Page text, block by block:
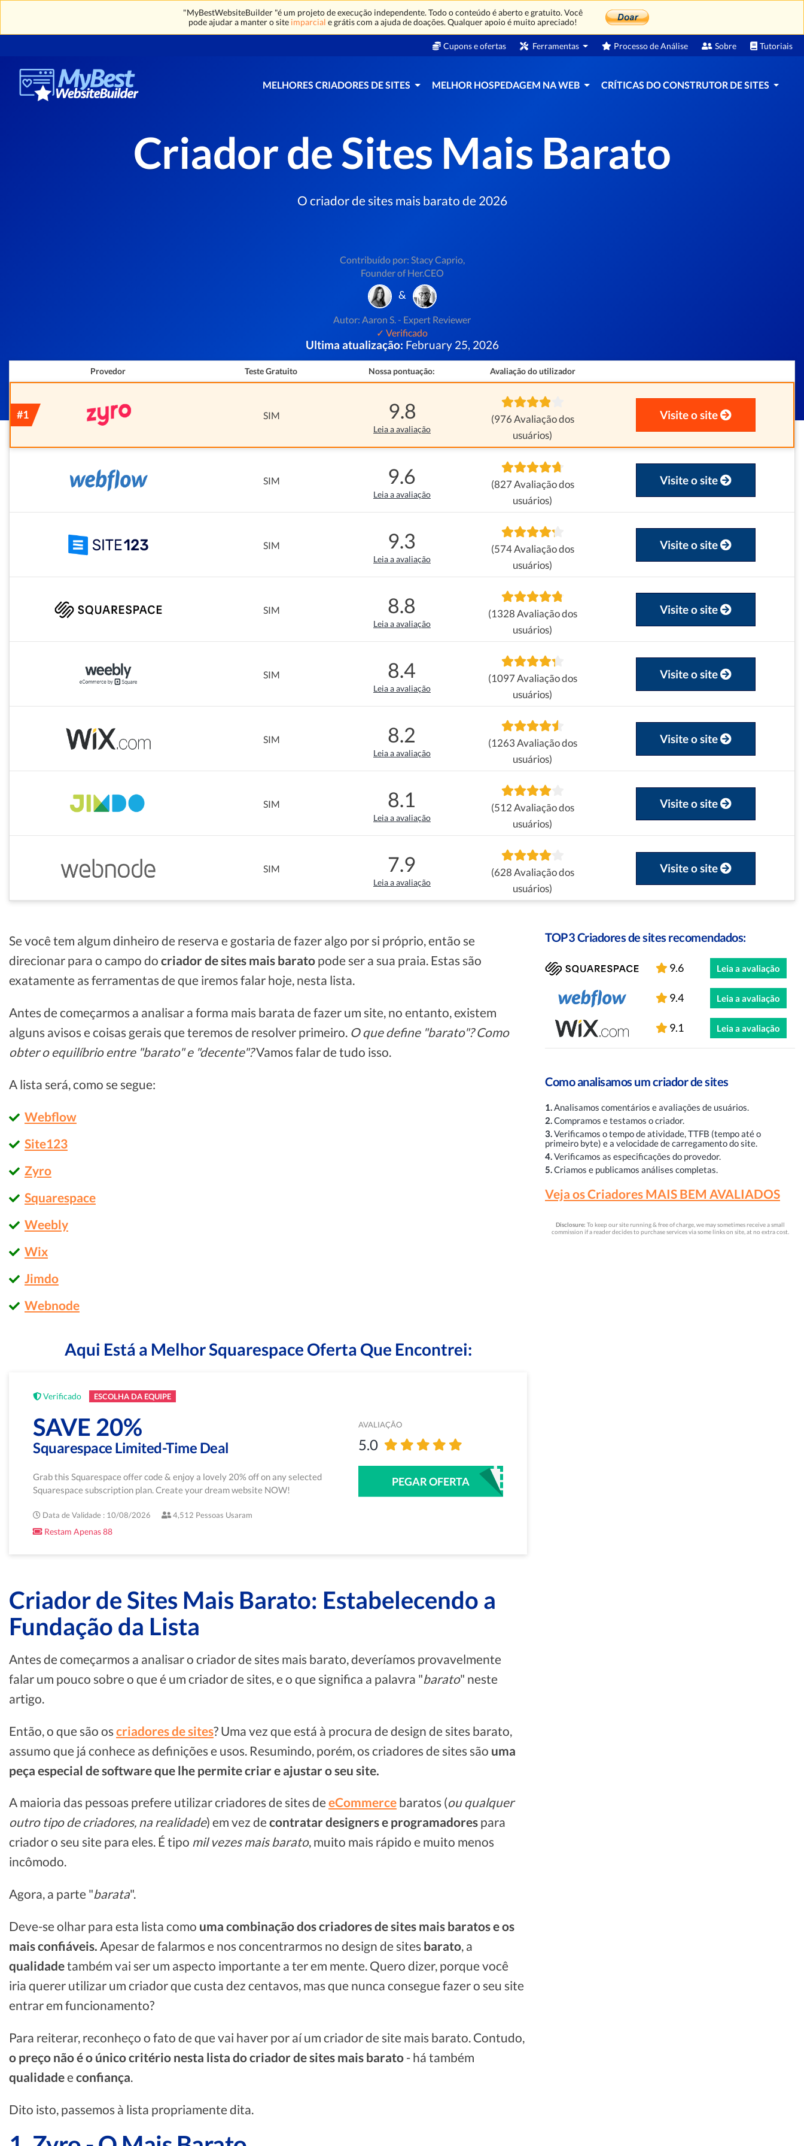
"MyBestWebsiteBuilder "é um projeto de execução independente. Todo o conteúdo é aberto e gratuito. Você
pode ajudar a manter o site imparcial e grátis com a ajuda de doações. Qualquer apoio é muito apreciado!
Cupons e ofertas Ferramentas Processo de Análise Sobre Tutoriais
MELHORES CRIADORES DE SITES MELHOR HOSPEDAGEM NA WEB CRÍTICAS DO CONSTRUTOR DE SITES
Criador de Sites Mais Barato
O criador de sites mais barato de 2026
Contribuído por: Stacy Caprio,
Founder of Her.CEO
&
Autor: Aaron S. - Expert Reviewer
✓ Verificado
Ultima atualização: February 25, 2026
Provedor Teste Gratuito Nossa pontuação: Avaliação do utilizador
SIM 9.8
Leia a avaliação
(976 Avaliação dos
usuários)
Visite o site
SIM 9.6
Leia a avaliação
(827 Avaliação dos
usuários)
Visite o site
SIM 9.3
Leia a avaliação
(574 Avaliação dos
usuários)
Visite o site
SIM 8.8
Leia a avaliação
(1328 Avaliação dos
usuários)
Visite o site
SIM 8.4
Leia a avaliação
(1097 Avaliação dos
usuários)
Visite o site
SIM 8.2
Leia a avaliação
(1263 Avaliação dos
usuários)
Visite o site
SIM 8.1
Leia a avaliação
(512 Avaliação dos
usuários)
Visite o site
SIM 7.9
Leia a avaliação
(628 Avaliação dos
usuários)
Visite o site
Se você tem algum dinheiro de reserva e gostaria de fazer algo por si próprio, então se
direcionar para o campo do criador de sites mais barato pode ser a sua praia. Estas são
exatamente as ferramentas de que iremos falar hoje, nesta lista.
Antes de começarmos a analisar a forma mais barata de fazer um site, no entanto, existem
alguns avisos e coisas gerais que teremos de resolver primeiro. O que define "barato"? Como
obter o equilíbrio entre "barato" e "decente"?Vamos falar de tudo isso.
A lista será, como se segue:
Webflow
Site123
Zyro
Squarespace
Weebly
Wix
Jimdo
Webnode
Aqui Está a Melhor Squarespace Oferta Que Encontrei:
Verificado ESCOLHA DA EQUIPE
SAVE 20%
Squarespace Limited-Time Deal
Grab this Squarespace offer code & enjoy a lovely 20% off on any selected
Squarespace subscription plan. Create your dream website NOW!
Data de Validade : 10/08/2026 4,512 Pessoas Usaram
Restam Apenas 88
AVALIAÇÃO
5.0
PEGAR OFERTA
Criador de Sites Mais Barato: Estabelecendo a
Fundação da Lista
Antes de começarmos a analisar o criador de sites mais barato, deveríamos provavelmente
falar um pouco sobre o que é um criador de sites, e o que significa a palavra "barato" neste
artigo.
Então, o que são oscriadores de sites? Uma vez que está à procura de design de sites barato,
assumo que já conhece as definições e usos. Resumindo, porém, os criadores de sites são uma
peça especial de software que lhe permite criar e ajustar o seu site.
A maioria das pessoas prefere utilizar criadores de sites de eCommerce baratos (ou qualquer
outro tipo de criadores, na realidade) em vez de contratar designers e programadores para
criador o seu site para eles. É tipo mil vezes mais barato, muito mais rápido e muito menos
incômodo.
Agora, a parte "barata".
Deve-se olhar para esta lista como uma combinação dos criadores de sites mais baratos e os
mais confiáveis. Apesar de falarmos e nos concentrarmos no design de sites barato, a
qualidadetambém vai ser um aspecto importante a ter em mente. Quero dizer, porque você
iria querer utilizar um criador que custa dez centavos, mas que nunca consegue fazer o seu site
entrar em funcionamento?
Para reiterar, reconheço o fato de que vai haver por aí um criador de site mais barato. Contudo,
o preço não é o único critério nesta lista do criador de sites mais barato - há também
qualidadee confiança.
Dito isto, passemos à lista propriamente dita.
TOP3 Criadores de sites recomendados:
9.6 Leia a avaliação
9.4 Leia a avaliação
9.1 Leia a avaliação
Como analisamos um criador de sites
1.Analisamos comentários e avaliações de usuários.
2.Compramos e testamos o criador.
3.Verificamos o tempo de atividade, TTFB (tempo até o
primeiro byte) e a velocidade de carregamento do site.
4.Verificamos as especificações do provedor.
5.Criamos e publicamos análises completas.
Veja os Criadores MAIS BEM AVALIADOS
Disclosure: To keep our site running & free of charge, we may sometimes receive a small
commission if a reader decides to purchase services via some links on site, at no extra cost.